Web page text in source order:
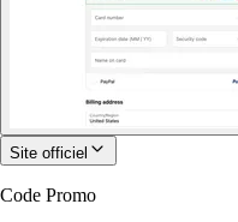
Site officiel
Code Promo